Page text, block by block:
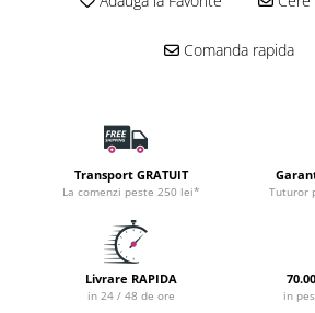
Comanda rapida
Transport GRATUIT
La comenzi peste 250 lei* Tuturor
Livrare RAPIDA
in 24 / 48 de ore in